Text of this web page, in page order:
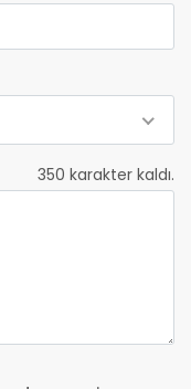
350 karakter kaldı.